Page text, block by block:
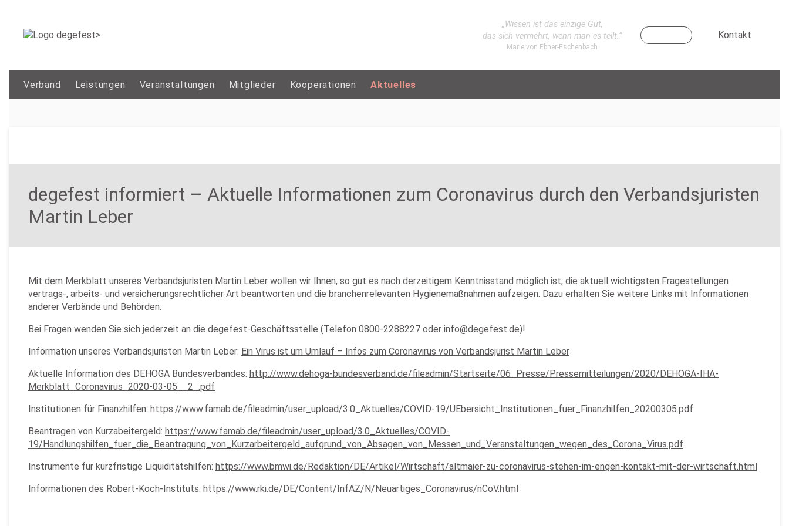
„Wissen ist das einzige Gut,
das sich vermehrt, wenn man es teilt.“
Marie von Ebner-Eschenbach
Kontakt
Verband Leistungen Veranstaltungen Mitglieder Kooperationen Aktuelles
degefest informiert – Aktuelle Informationen zum Coronavirus durch den Verbandsjuristen
Martin Leber
Mit dem Merkblatt unseres Verbandsjuristen Martin Leber wollen wir Ihnen, so gut es nach derzeitigem Kenntnisstand möglich ist, die aktuell wichtigsten Fragestellungen
vertrags-, arbeits- und versicherungsrechtlicher Art beantworten und die branchenrelevanten Hygienemaßnahmen aufzeigen. Dazu erhalten Sie weitere Links mit Informationen
anderer Verbände und Behörden.
Bei Fragen wenden Sie sich jederzeit an die degefest-Geschäftsstelle (Telefon 0800-2288227 oder info@degefest.de)!
Information unseres Verbandsjuristen Martin Leber: Ein Virus ist um Umlauf – Infos zum Coronavirus von Verbandsjurist Martin Leber
Aktuelle Information des DEHOGA Bundesverbandes: http://www.dehoga-bundesverband.de/fileadmin/Startseite/06_Presse/Pressemitteilungen/2020/DEHOGA-IHA-
Merkblatt_Coronavirus_2020-03-05__2_.pdf
Institutionen für Finanzhilfen: https://www.famab.de/fileadmin/user_upload/3.0_Aktuelles/COVID-19/UEbersicht_Institutionen_fuer_Finanzhilfen_20200305.pdf
Beantragen von Kurzabeitergeld: https://www.famab.de/fileadmin/user_upload/3.0_Aktuelles/COVID-
19/Handlungshilfen_fuer_die_Beantragung_von_Kurzarbeitergeld_aufgrund_von_Absagen_von_Messen_und_Veranstaltungen_wegen_des_Corona_Virus.pdf
Instrumente für kurzfristige Liquiditätshilfen: https://www.bmwi.de/Redaktion/DE/Artikel/Wirtschaft/altmaier-zu-coronavirus-stehen-im-engen-kontakt-mit-der-wirtschaft.html
Informationen des Robert-Koch-Instituts: https://www.rki.de/DE/Content/InfAZ/N/Neuartiges_Coronavirus/nCoV.html